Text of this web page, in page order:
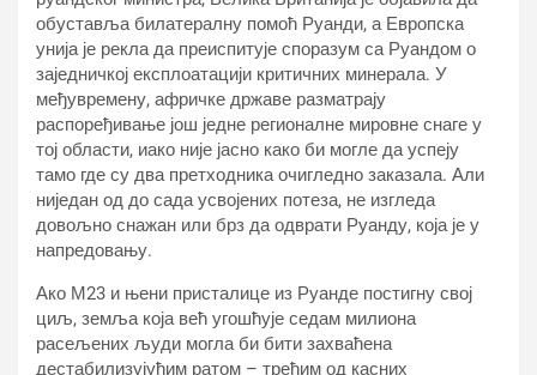
обуставља билатералну помоћ Руанди, а Европска
унија је рекла да преиспитује споразум са Руандом о
заједничкој експлоатацији критичних минерала. У
међувремену, афричке државе разматрају
распоређивање још једне регионалне мировне снаге у
тој области, иако није јасно како би могле да успеју
тамо где су два претходника очигледно заказала. Али
ниједан од до сада усвојених потеза, не изгледа
довољно снажан или брз да одврати Руанду, која је у
напредовању.
Ако М23 и њени присталице из Руанде постигну свој
циљ, земља која већ угошћује седам милиона
расељених људи могла би бити захваћена
дестабилизујућим ратом – трећим од касних